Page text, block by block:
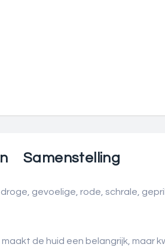
Samenstelling
gevoelige, rode, schrale,
de huid een belangrijk, maar